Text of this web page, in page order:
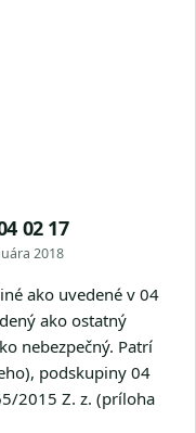
02 17
2018
ako uvedené v 04
ako ostatný
nebezpečný. Patrí
podskupiny 04
2015 Z. z. (príloha